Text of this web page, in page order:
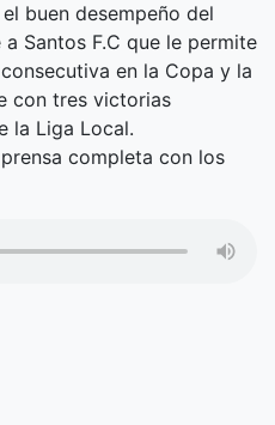
buen desempeño del
Santos F.C que le permite
en la Copa y la
con tres victorias
la Liga Local.
completa con los